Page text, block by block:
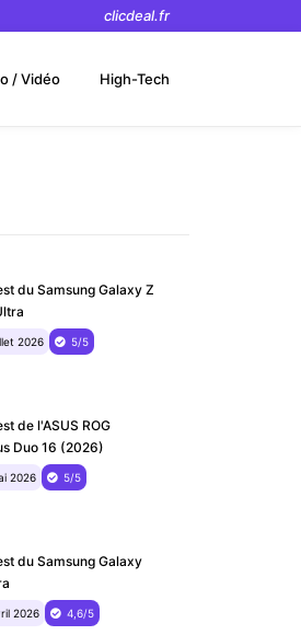
clicdeal.fr
/ Vidéo High-Tech
du Samsung Galaxy Z
2026 5/5
de l'ASUS ROG
Duo 16 (2026)
2026 5/5
du Samsung Galaxy
2026 4,6/5